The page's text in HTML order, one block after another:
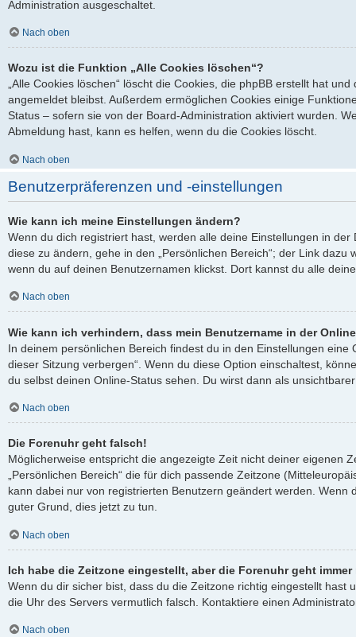
Administration ausgeschaltet.
Nach oben
Wozu ist die Funktion „Alle Cookies löschen“?
„Alle Cookies löschen“ löscht die Cookies, die phpBB erstellt hat
angemeldet bleibst. Außerdem ermöglichen Cookies einige
Status – sofern sie von der Board-Administration aktiviert wurden.
Abmeldung hast, kann es helfen, wenn du die Cookies löscht.
Nach oben
Benutzerpräferenzen und -einstellungen
Wie kann ich meine Einstellungen ändern?
Wenn du dich registriert hast, werden alle deine Einstellungen in
diese zu ändern, gehe in den „Persönlichen Bereich“; der Link dazu
wenn du auf deinen Benutzernamen klickst. Dort kannst du alle
Nach oben
Wie kann ich verhindern, dass mein Benutzername in der
In deinem persönlichen Bereich findest du in den Einstellungen eine
dieser Sitzung verbergen“. Wenn du diese Option einschaltest,
du selbst deinen Online-Status sehen. Du wirst dann als
Nach oben
Die Forenuhr geht falsch!
Möglicherweise entspricht die angezeigte Zeit nicht deiner eigenen
„Persönlichen Bereich“ die für dich passende Zeitzone
kann dabei nur von registrierten Benutzern geändert werden. Wenn
guter Grund, dies jetzt zu tun.
Nach oben
Ich habe die Zeitzone eingestellt, aber die Forenuhr geht
Wenn du dir sicher bist, dass du die Zeitzone richtig eingestellt hast
die Uhr des Servers vermutlich falsch. Kontaktiere einen
Nach oben